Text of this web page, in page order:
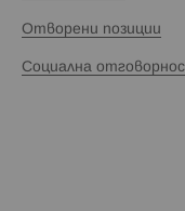
Отворени позиции
Социална